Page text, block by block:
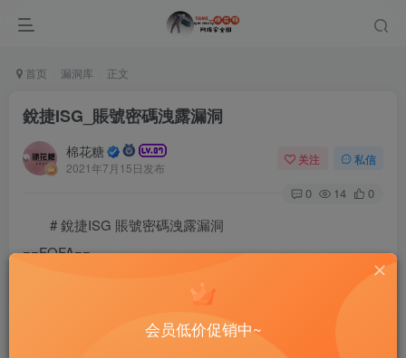
首页 漏洞库 正文
銳捷ISG_賬號密碼洩露漏洞
棉花糖
2021年7月15日发布
关注 私信
0 14 0
# 銳捷ISG 賬號密碼洩露漏洞
==FOFA==
F12查看源碼，解密MD5即可。
会员低价促销中~